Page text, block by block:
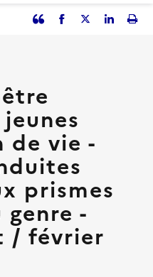
Partager
citation
Facebook
Partager
Partager
de vie -
prismes
genre -
/ février